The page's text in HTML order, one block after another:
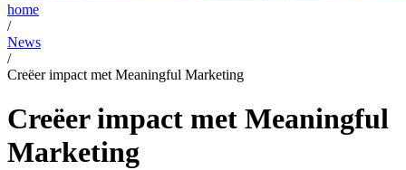
home
/
News
/
Creëer impact met Meaningful Marketing
Creëer impact met Meaningful
Marketing